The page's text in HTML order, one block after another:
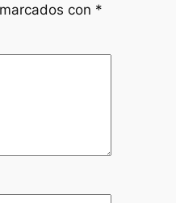
con *